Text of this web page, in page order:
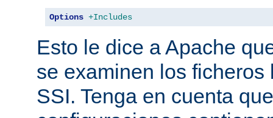
Options +Includes
Esto le dice a Apache
se examinen los
SSI. Tenga en cuenta